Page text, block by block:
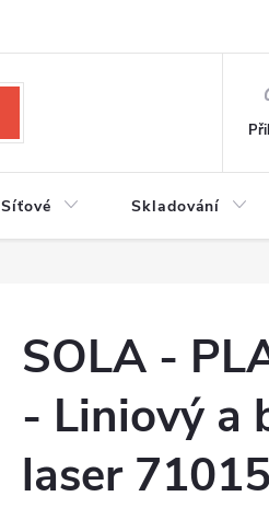
Síťové Skladování
SOLA -
- Liniový a
laser